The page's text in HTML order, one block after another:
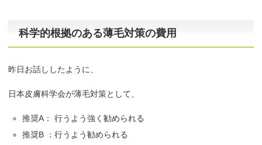
科学的根拠のある薄毛対策の費用
昨日お話ししたように、
日本皮膚科学会が薄毛対策として、
推奨A： 行うよう強く勧められる
推奨B ：行うよう勧められる